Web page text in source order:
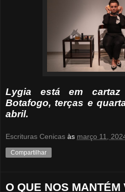
Lygia está em
Botafogo, terças e
abril.
Escrituras Cenicas às março 11,
Compartilhar
O QUE NOS MANTÉM